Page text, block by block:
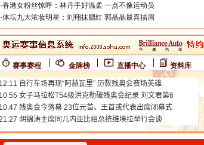
·香港女粉丝惊呼：林丹手好温柔 一点不像运动员
·体坛九大浓妆明星：刘翔抹腮红 郭晶晶最喜描眉
赛事赛程 金牌榜 直播中心 资料库